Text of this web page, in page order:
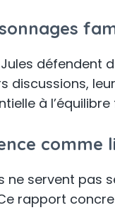
défendent
discussions,
à
comme
ne servent pas
rapport